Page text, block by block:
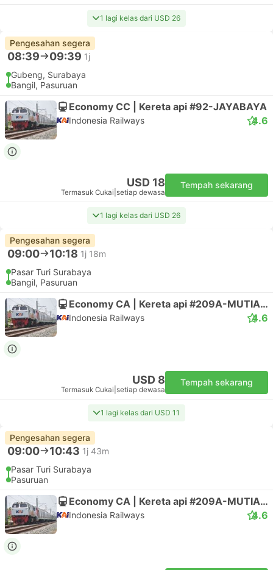
1 lagi kelas dari USD 26
Pengesahan segera
08:39 09:39 1j
Gubeng, Surabaya
Bangil, Pasuruan
Economy CC | Kereta api #92-JAYABAYA
Indonesia Railways 4.6
USD 18
Termasuk Cukai setiap dewasa
Tempah sekarang
1 lagi kelas dari USD 26
Pengesahan segera
09:00 10:18 1j 18m
Pasar Turi Surabaya
Bangil, Pasuruan
Economy CA | Kereta api #209A-MUTIARA TIMUR
Indonesia Railways 4.6
USD 8
Termasuk Cukai setiap dewasa
Tempah sekarang
1 lagi kelas dari USD 11
Pengesahan segera
09:00 10:43 1j 43m
Pasar Turi Surabaya
Pasuruan
Economy CA | Kereta api #209A-MUTIARA TIMUR
Indonesia Railways 4.6